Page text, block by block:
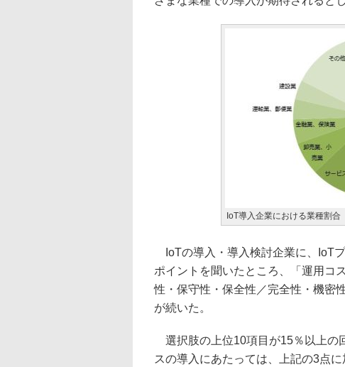
IoT導入企業における業種割合
IoTの導入・導入検討企業に、IoT
ポイントを聞いたところ、「運用コ
性・保守性・保全性／完全性・機密
が続いた。
選択肢の上位10項目が15％以上の
スの導入にあたっては、上記の3点